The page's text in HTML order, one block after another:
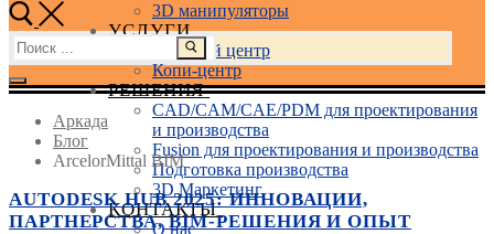
3D манипуляторы
УСЛУГИ
Учебный центр
Копи-центр
РЕШЕНИЯ
CAD/CAM/CAE/PDM для проектирования
и производства
Fusion для проектирования и производства
Подготовка производства
3D Маркетинг
КОНТАКТЫ
О нас
Найти:
Аркада
Блог
ArcelorMittal BIM
AUTODESK HUB 2025: ИННОВАЦИИ,
ПАРТНЕРСТВА, BIM-РЕШЕНИЯ И ОПЫТ